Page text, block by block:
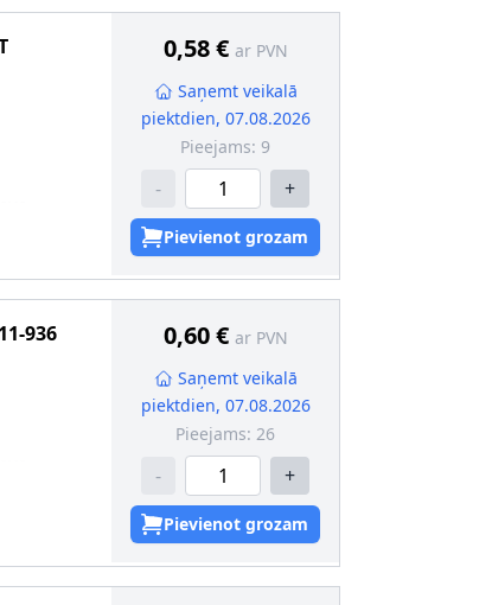
0,58 € ar PVN
Saņemt veikalā
piektdien, 07.08.2026
Pieejams: 9
- +
Pievienot grozam
936 0,60 € ar PVN
Saņemt veikalā
piektdien, 07.08.2026
Pieejams: 26
- +
Pievienot grozam